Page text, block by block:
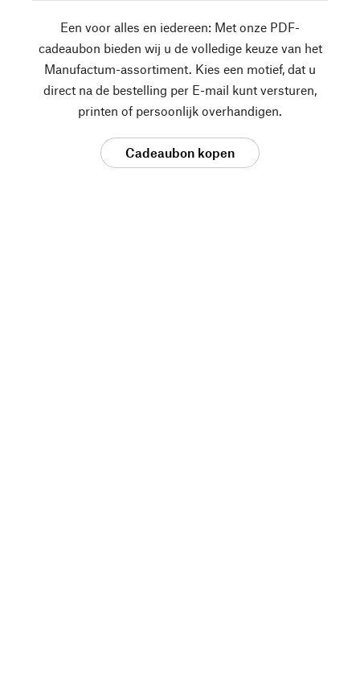
Een voor alles en iedereen: Met onze PDF-
cadeaubon bieden wij u de volledige keuze van het
Manufactum-assortiment. Kies een motief, dat u
direct na de bestelling per E-mail kunt versturen,
printen of persoonlijk overhandigen.
Cadeaubon kopen